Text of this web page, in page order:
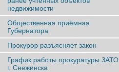
недвижимости
Общественная приёмная
Губернатора
Прокурор разъясняет закон
График работы прокуратуры ЗАТО
г. Снежинска